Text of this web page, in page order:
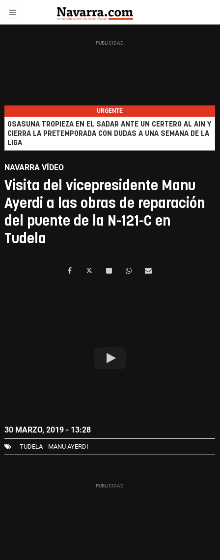
URGENTE
OSASUNA TROPIEZA EN EL SADAR ANTE UN CERTERO AL AIN Y
CIERRA LA PRETEMPORADA CON DUDAS A UNA SEMANA DE LA
LIGA
NAVARRA VÍDEO
Visita del vicepresidente Manu
Ayerdi a las obras de reparación
del puente de la N-121-C en
Tudela
30 MARZO, 2019 - 13:28
TUDELA MANU AYERDI